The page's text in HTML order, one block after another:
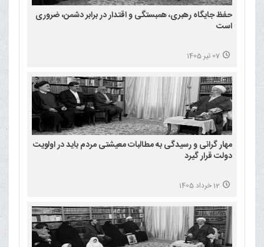
حفظ جایگاه رهبری، همبستگی و اقتدار در برابر دشمن، ضروری
است
07 تیر 1405
مهار گرانی و رسیدگی به مطالبات معیشتی مردم باید در اولویت
دولت قرار گیرد
12 خرداد 1405